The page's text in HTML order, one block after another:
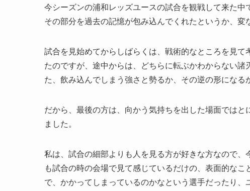
今シーズンの浦和レッズユースの試合を観戦して来た中
その部分を過去の記憶が包み込んでくれたというか、変
試合を見始めてからしばらくは、戦術的なところを見
たのですが、途中からは、どちらに転ぶかわからない
た、飲み込んでしまう強さと勢るか、その逆の形になる
だから、最後の方は、向かう気持ちを出した場面では
ました。
私は、試合の細部よりも人を見る方が好きな方なので
も試合の時の会場で見て感じているだけの、表面的な
で、かかってしまっているのかなという選手だったり